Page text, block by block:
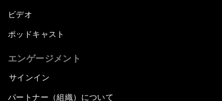
ビデオ
ポッドキャスト
エンゲージメント
サインイン
パートナー（組織）について